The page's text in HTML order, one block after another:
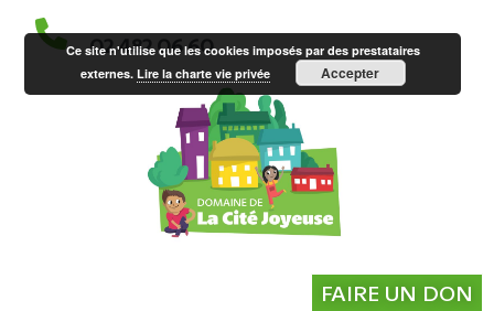
02 482 06 60
FAIRE UN DON
Ce site n'utilise que les cookies imposés par des prestataires
externes. Lire la charte vie privée Accepter